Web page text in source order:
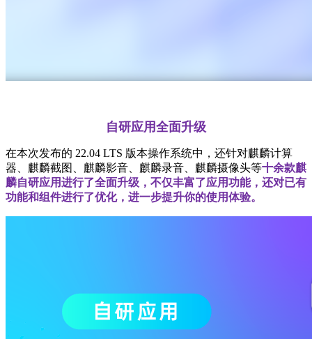
自研应用全面升级
在本次发布的 22.04 LTS 版本操作系统中，还针对麒麟计算
器、麒麟截图、麒麟影音、麒麟录音、麒麟摄像头等十余款麒
麟自研应用进行了全面升级，不仅丰富了应用功能，还对已有
功能和组件进行了优化，进一步提升你的使用体验。